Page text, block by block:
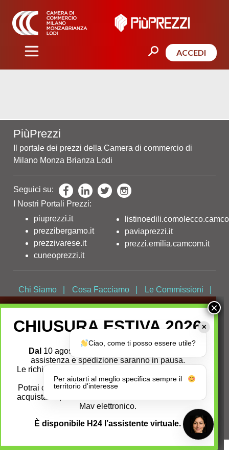
ACCEDI
PiùPrezzi
Il portale dei prezzi della Camera di commercio di
Milano Monza Brianza Lodi
Seguici su:
I Nostri Portali Prezzi:
piuprezzi.it
prezzibergamo.it
prezzivarese.it
cuneoprezzi.it
paviaprezzi.it
prezzi.emilia.camcom.it
Chi Siamo Cosa Facciamo Le Commissioni
Contatti| Faq| Privacy Policy| Cookies Policy
Via G. B.
Morgagni, 13
Roma
Codice
Fiscale
02313821007